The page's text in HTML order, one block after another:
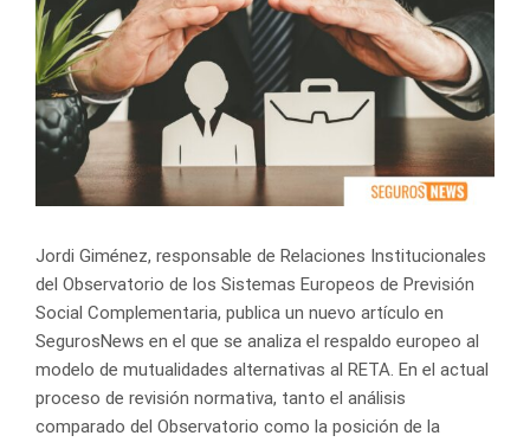
más
grande
Jordi Giménez, responsable de Relaciones Institucionales
del Observatorio de los Sistemas Europeos de Previsión
Social Complementaria, publica un nuevo artículo en
SegurosNews en el que se analiza el respaldo europeo al
modelo de mutualidades alternativas al RETA. En el actual
proceso de revisión normativa, tanto el análisis
comparado del Observatorio como la posición de la